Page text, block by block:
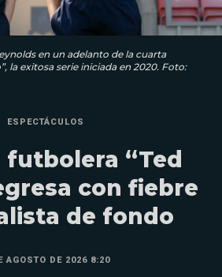
en un adelanto de la cuarta
la exitosa serie iniciada en 2020. Foto:
ESPECTÁCULOS
futbolera “Ted
con fiebre
de fondo
AGOSTO DE 2026 8:20